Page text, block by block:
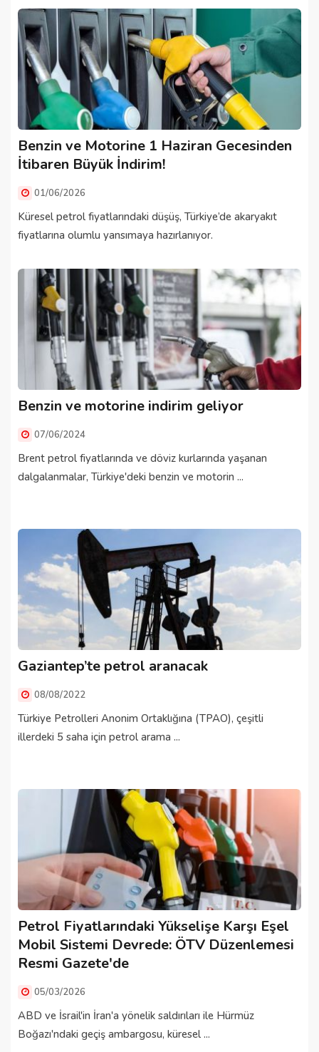
Benzin ve Motorine 1 Haziran Gecesinden
İtibaren Büyük İndirim!
01/06/2026
Küresel petrol fiyatlarındaki düşüş, Türkiye’de akaryakıt
fiyatlarına olumlu yansımaya hazırlanıyor.
Benzin ve motorine indirim geliyor
07/06/2024
Brent petrol fiyatlarında ve döviz kurlarında yaşanan
dalgalanmalar, Türkiye'deki benzin ve motorin ...
Gaziantep’te petrol aranacak
08/08/2022
Türkiye Petrolleri Anonim Ortaklığına (TPAO), çeşitli
illerdeki 5 saha için petrol arama ...
Petrol Fiyatlarındaki Yükselişe Karşı Eşel
Mobil Sistemi Devrede: ÖTV Düzenlemesi
Resmi Gazete'de
05/03/2026
ABD ve İsrail'in İran'a yönelik saldırıları ile Hürmüz
Boğazı'ndaki geçiş ambargosu, küresel ...